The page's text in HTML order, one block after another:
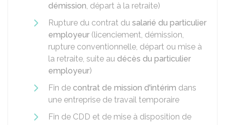
démission, départ à la retraite)
Rupture du contrat du salarié du particulier
employeur (licenciement, démission,
rupture conventionnelle, départ ou mise à
la retraite, suite au décès du particulier
employeur)
Fin de contrat de mission d'intérim dans
une entreprise de travail temporaire
Fin de CDD et de mise à disposition de